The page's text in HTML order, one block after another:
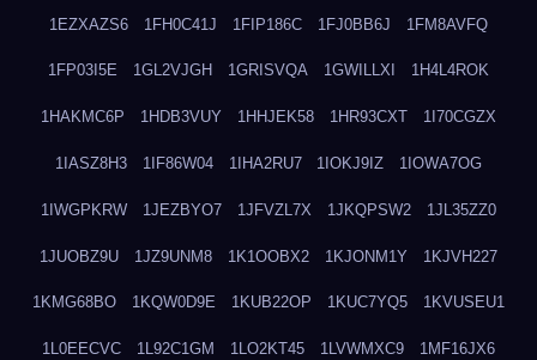
1EZXAZS6 1FH0C41J 1FIP186C 1FJ0BB6J 1FM8AVFQ
1FP03I5E 1GL2VJGH 1GRISVQA 1GWILLXI 1H4L4ROK
1HAKMC6P 1HDB3VUY 1HHJEK58 1HR93CXT 1I70CGZX
1IASZ8H3 1IF86W04 1IHA2RU7 1IOKJ9IZ 1IOWA7OG
1IWGPKRW 1JEZBYO7 1JFVZL7X 1JKQPSW2 1JL35ZZ0
1JUOBZ9U 1JZ9UNM8 1K1OOBX2 1KJONM1Y 1KJVH227
1KMG68BO 1KQW0D9E 1KUB22OP 1KUC7YQ5 1KVUSEU1
1L0EECVC 1L92C1GM 1LO2KT45 1LVWMXC9 1MF16JX6